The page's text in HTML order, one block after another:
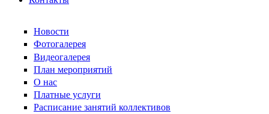
Новости
Фотогалерея
Видеогалерея
План мероприятий
О нас
Платные услуги
Расписание занятий коллективов